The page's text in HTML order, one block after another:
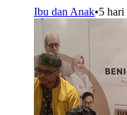
Ibu dan Anak•5 hari